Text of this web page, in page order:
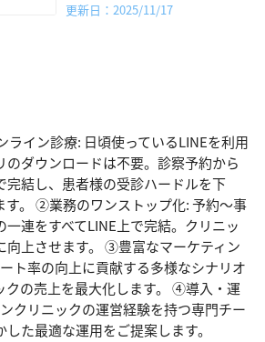
更新日：2025/11/17
イン診療: 日頃使っているLINEを利用
のダウンロードは不要。診察予約から
完結し、患者様の受診ハードルを下
す。 ②業務のワンストップ化: 予約〜事
連をすべてLINE上で完結。クリニッ
向上させます。 ③豊富なマーケティン
ト率の向上に貢献する多様なシナリオ
クの売上を最大化します。 ④導入・運
クリニックの運営経験を持つ専門チー
た最適な運用をご提案します。